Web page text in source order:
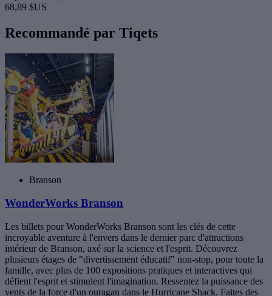
68,89 $US
Recommandé par Tiqets
Branson
WonderWorks Branson
Les billets pour WonderWorks Branson sont les clés de cette
incroyable aventure à l'envers dans le dernier parc d'attractions
intérieur de Branson, axé sur la science et l'esprit. Découvrez
plusieurs étages de "divertissement éducatif" non-stop, pour toute la
famille, avec plus de 100 expositions pratiques et interactives qui
défient l'esprit et stimulent l'imagination. Ressentez la puissance des
vents de la force d'un ouragan dans le Hurricane Shack. Faites des